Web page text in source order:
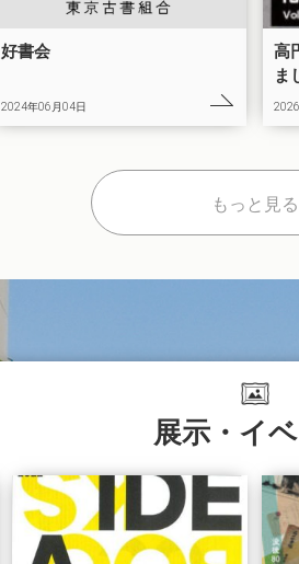
好書会
2024年06月04日
高
ま
もっと見る
展示・イ